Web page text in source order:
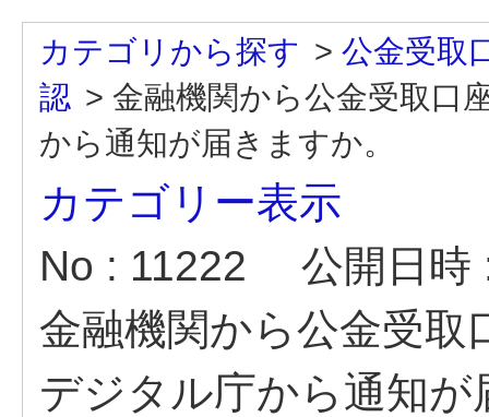
カテゴリから探す > 公金受取
認 > 金融機関から公金受取口
から通知が届きますか。
カテゴリー表示
No : 11222
公開日時
金融機関から公金受取
デジタル庁から通知が